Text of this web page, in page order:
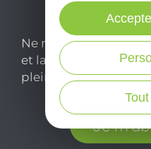
Ne manquez pas
et laissez-vous
pleinement de votre
Je